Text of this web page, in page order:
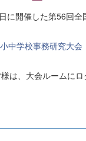
に開催した第56回
中学校事務研究大
は、大会ルームに